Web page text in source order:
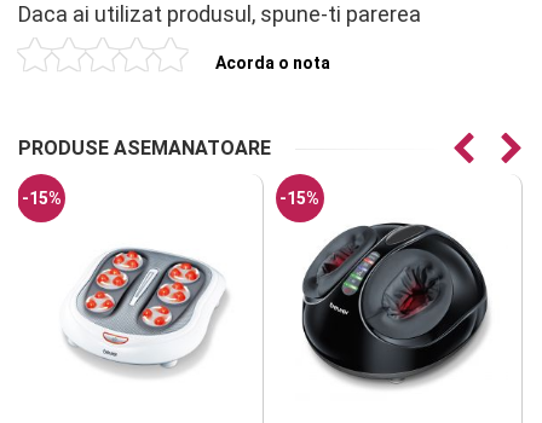
Daca ai utilizat produsul, spune-ti parerea
Acorda o nota
PRODUSE ASEMANATOARE
-15% -15%